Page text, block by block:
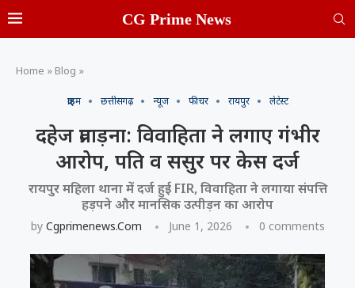
CG Prime News
Home » Blog »
क्राइम छत्तीसगढ़ न्यूज फीचर रायपुर लेटेस्ट
दहेज प्रताड़ना: विवाहिता ने लगाए गंभीर
आरोप, पति व ससुर पर केस दर्ज
रायपुर महिला थाना में दर्ज हुई FIR, विवाहिता ने लगाया संपत्ति
हड़पने और मानसिक उत्पीड़न का आरोप
by Cgprimenews.com June 1, 2026 0 comments